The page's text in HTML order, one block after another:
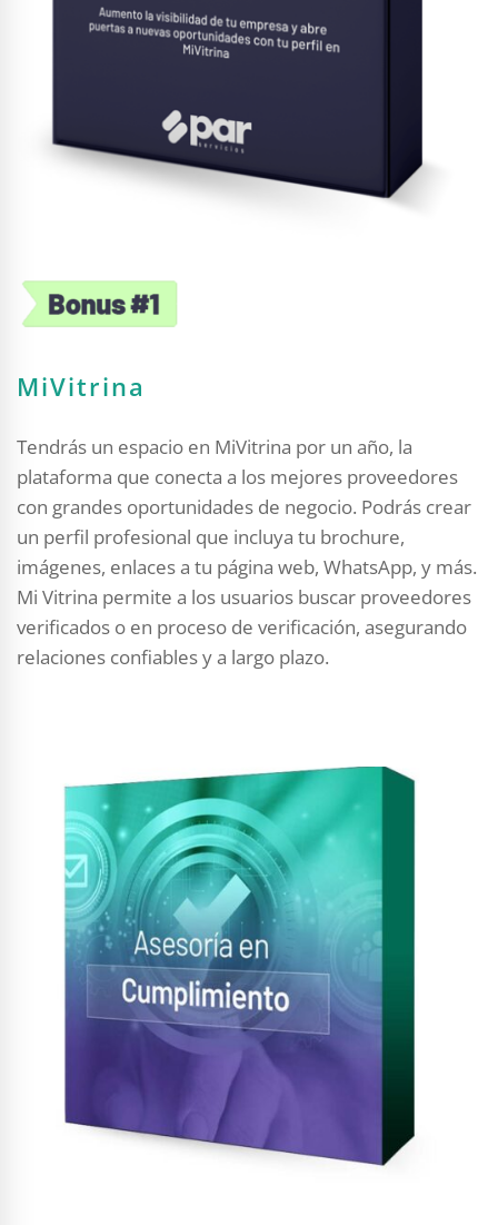
MiVitrina
Tendrás un espacio en MiVitrina por un año, la
plataforma que conecta a los mejores proveedores
con grandes oportunidades de negocio. Podrás crear
un perfil profesional que incluya tu brochure,
imágenes, enlaces a tu página web, WhatsApp, y más.
Mi Vitrina permite a los usuarios buscar proveedores
verificados o en proceso de verificación, asegurando
relaciones confiables y a largo plazo.